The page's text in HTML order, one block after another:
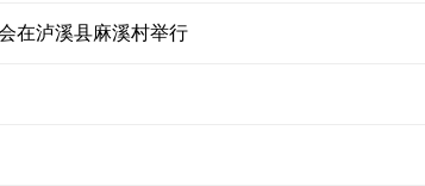
在泸溪县麻溪村举行